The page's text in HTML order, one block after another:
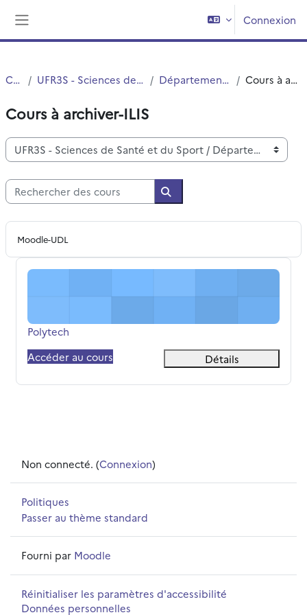
Connexion
Cours UFR3S - Sciences de Santé et du Sport Département UFR3S - ILIS Cours à archiver-ILIS
Cours à archiver-ILIS
Catégories de cours
Rechercher des cours
Rechercher des cours
Moodle-UDL
Polytech
Nom du cours
Polytech
Accéder au cours
Détails
Non connecté. (Connexion)
Politiques
Passer au thème standard
Fourni par Moodle
Réinitialiser les paramètres d'accessibilité
Données personnelles